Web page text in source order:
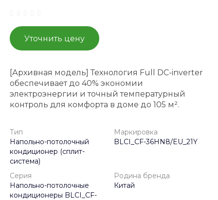
Уточнить цену
[Архивная модель] Технология Full DC-inverter
обеспечивает до 40% экономии
электроэнергии и точный температурный
контроль для комфорта в доме до 105 м².
Тип
Напольно-потолочный
кондиционер (сплит-
система)
Маркировка
BLCI_CF-36HN8/EU_21Y
Серия
Напольно-потолочные
кондиционеры BLCI_CF-
Родина бренда
Китай